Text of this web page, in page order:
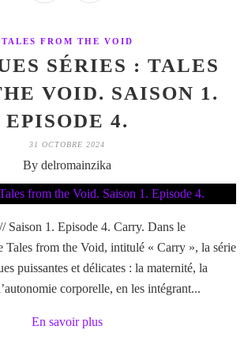
TALES FROM THE VOID
SÉRIES : TALES
VOID. SAISON 1.
EPISODE 4.
31 OCTOBRE 2024
By delromainzika
Saison 1. Episode 4. Carry. Dans le
Tales from the Void, intitulé « Carry », la série
puissantes et délicates : la maternité, la
corporelle, en les intégrant...
En savoir plus